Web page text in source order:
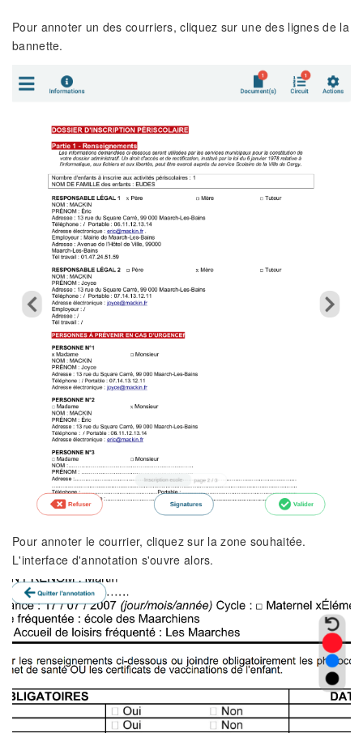
Pour annoter un des courriers, cliquez sur une des lignes de la
bannette.
Pour annoter le courrier, cliquez sur la zone souhaitée.
L'interface d'annotation s'ouvre alors.